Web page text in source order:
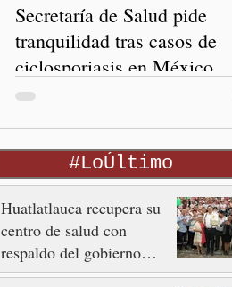
Secretaría de Salud pide
tranquilidad tras casos de
ciclosporiasis en México
#LoÚltimo
Huatlatlauca recupera su
centro de salud con
respaldo del gobierno
estatal